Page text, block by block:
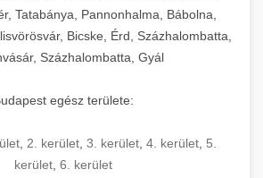
Tatabánya, Pannonhalma, Bábolna,
Bicske, Érd, Százhalombatta,
Százhalombatta, Gyál
egész területe:
2. kerület 3. kerület 4. kerület 5.
kerület 6. kerület